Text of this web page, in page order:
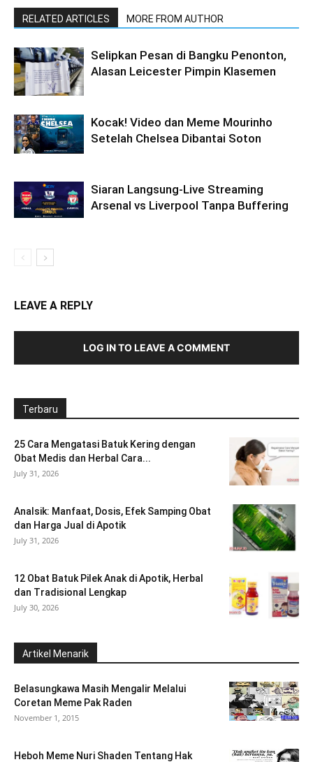
RELATED ARTICLES MORE FROM AUTHOR
Selipkan Pesan di Bangku Penonton,
Alasan Leicester Pimpin Klasemen
Kocak! Video dan Meme Mourinho
Setelah Chelsea Dibantai Soton
Siaran Langsung-Live Streaming
Arsenal vs Liverpool Tanpa Buffering
LEAVE A REPLY
LOG IN TO LEAVE A COMMENT
Terbaru
25 Cara Mengatasi Batuk Kering dengan
Obat Medis dan Herbal Cara...
July 31, 2026
Analsik: Manfaat, Dosis, Efek Samping Obat
dan Harga Jual di Apotik
July 31, 2026
12 Obat Batuk Pilek Anak di Apotik, Herbal
dan Tradisional Lengkap
July 30, 2026
Artikel Menarik
Belasungkawa Masih Mengalir Melalui
Coretan Meme Pak Raden
November 1, 2015
Heboh Meme Nuri Shaden Tentang Hak